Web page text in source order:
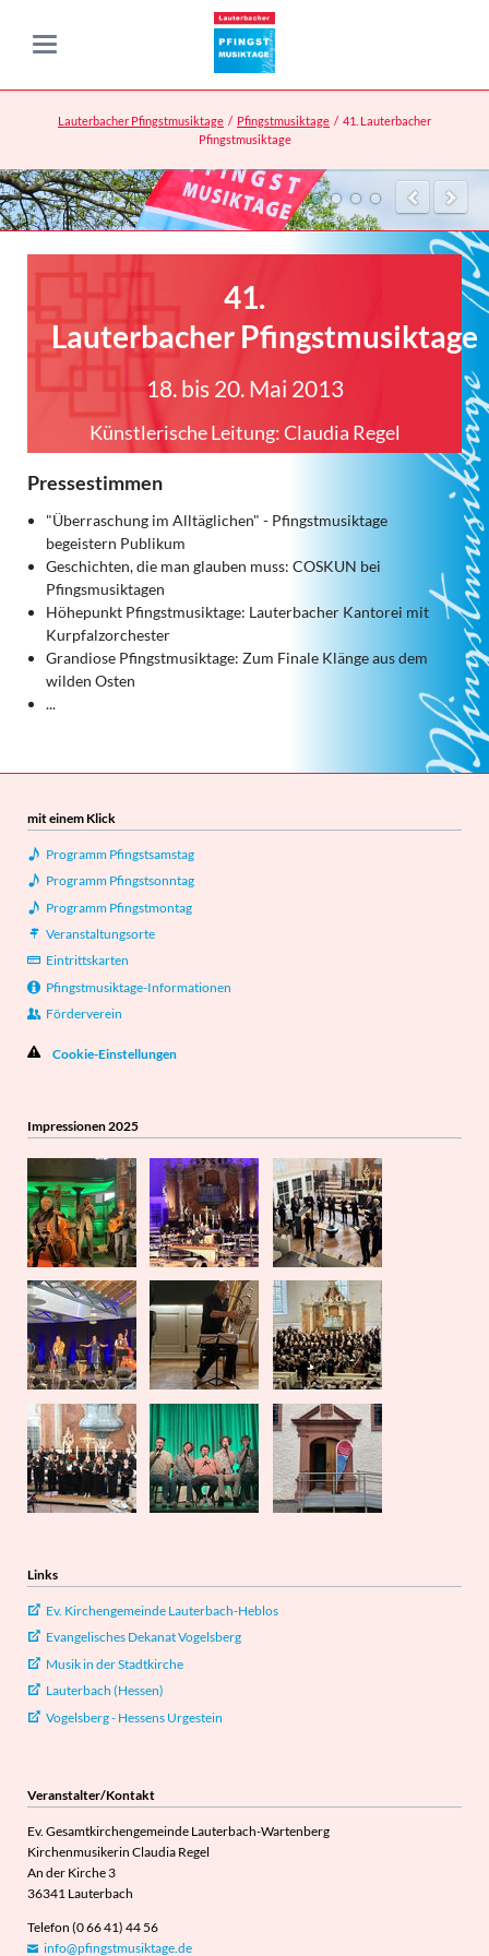
Lauterbacher Pfingstmusiktage Pfingstmusiktage
41. Lauterbacher
Pfingstmusiktage
41.
Lauterbacher Pfingstmusiktage
18. bis 20. Mai 2013
Künstlerische Leitung: Claudia Regel
Pressestimmen
"Überraschung im Alltäglichen" - Pfingstmusiktage
begeistern Publikum
Geschichten, die man glauben muss: COSKUN bei
Pfingsmusiktagen
Höhepunkt Pfingstmusiktage: Lauterbacher Kantorei mit
Kurpfalzorchester
Grandiose Pfingstmusiktage: Zum Finale Klänge aus dem
wilden Osten
...
mit einem Klick
Programm Pfingstsamstag
Programm Pfingstsonntag
Programm Pfingstmontag
Veranstaltungsorte
Eintrittskarten
Pfingstmusiktage-Informationen
Förderverein
Cookie-Einstellungen
Impressionen 2025
Links
Ev. Kirchengemeinde Lauterbach-Heblos
Evangelisches Dekanat Vogelsberg
Musik in der Stadtkirche
Lauterbach (Hessen)
Vogelsberg - Hessens Urgestein
Veranstalter/Kontakt
Ev. Gesamtkirchengemeinde Lauterbach-Wartenberg
Kirchenmusikerin Claudia Regel
An der Kirche 3
36341 Lauterbach
Telefon (0 66 41) 44 56
info@pfingstmusiktage.de